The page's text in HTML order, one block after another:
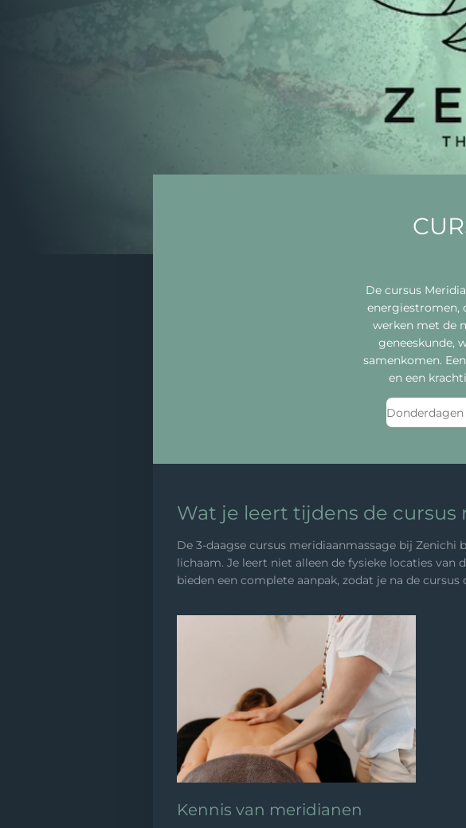
De cursus
energiestromen,
werken met de
geneeskunde,
samenkomen.
en een
Donderdagen
Wat je leert tijdens de cursus
De 3-daagse cursus meridiaanmassage bij
lichaam. Je leert niet alleen de fysieke locaties
bieden een complete aanpak, zodat je na de
Kennis van meridianen